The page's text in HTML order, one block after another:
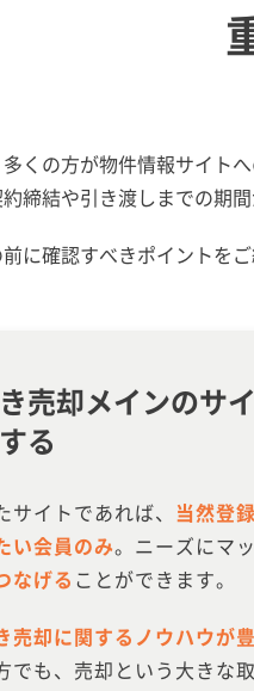
くの方が物件情報サイト
締結や引き渡しまでの期
に確認すべきポイントをご
売却メインのサ
る
イトであれば、 当然登
い会員のみ。ニーズにマ
なげる ことができます。
売却に関するノウハウが
でも、売却という大きな